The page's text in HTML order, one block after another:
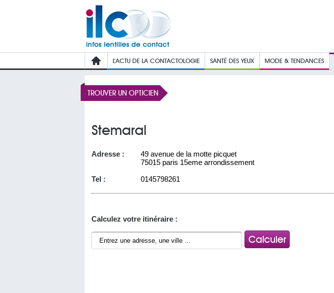
L’ACTU DE LA CONTACTOLOGIE SANTÉ DES YEUX MODE & TENDANCES
TROUVER UN OPTICIEN
Stemaral
Adresse :
49 avenue de la motte picquet
75015 paris 15eme arrondissement
Tel :
0145798261
Calculez votre itinéraire :